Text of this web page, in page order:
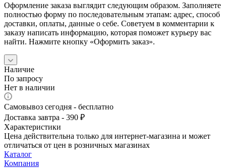
Оформление заказа выглядит следующим образом. Заполняете
полностью форму по последовательным этапам: адрес, способ
доставки, оплаты, данные о себе. Советуем в комментарии к
заказу написать информацию, которая поможет курьеру вас
найти. Нажмите кнопку «Оформить заказ».
Наличие
По запросу
Нет в наличии
Самовывоз сегодня - бесплатно
Доставка завтра - 390 ₽
Характеристики
Цена действительна только для интернет-магазина и может
отличаться от цен в розничных магазинах
Каталог
Компания